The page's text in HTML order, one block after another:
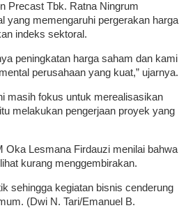
Precast Tbk. Ratna Ningrum
yang memengaruhi pergerakan harga
indeks sektoral.
peningkatan harga saham dan kami
perusahaan yang kuat,” ujarnya.
masih fokus untuk merealisasikan
melakukan pengerjaan proyek yang
Oka Lesmana Firdauzi menilai bahwa
kurang menggembirakan.
sehingga kegiatan bisnis cenderung
(Dwi N. Tari/Emanuel B.